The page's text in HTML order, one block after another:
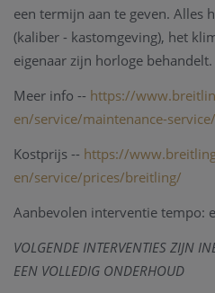
een termijn aan te geven. Alles
(kaliber - kastomgeving), het
eigenaar zijn horloge behandelt.
Meer info -- https://
en/service/maintenance-service/
Kostprijs -- https://
en/service/prices/breitling/
Aanbevolen interventie tempo:
VOLGENDE INTERVENTIES ZIJN
EEN VOLLEDIG ONDERHOUD